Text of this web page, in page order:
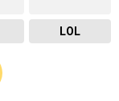
LOL